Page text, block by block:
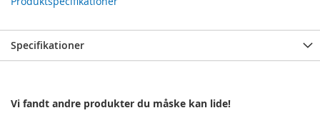
Specifikationer
Vi fandt andre produkter du måske kan lide!